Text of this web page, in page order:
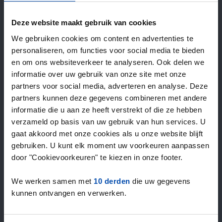
Deze website maakt gebruik van cookies
We gebruiken cookies om content en advertenties te
personaliseren, om functies voor social media te bieden
en om ons websiteverkeer te analyseren. Ook delen we
informatie over uw gebruik van onze site met onze
partners voor social media, adverteren en analyse. Deze
partners kunnen deze gegevens combineren met andere
informatie die u aan ze heeft verstrekt of die ze hebben
verzameld op basis van uw gebruik van hun services. U
gaat akkoord met onze cookies als u onze website blijft
gebruiken. U kunt elk moment uw voorkeuren aanpassen
door "Cookievoorkeuren" te kiezen in onze footer.
We werken samen met 10 derden die uw gegevens
kunnen ontvangen en verwerken.
9000+ woningen per maand te huur
Binnen 4-8 weken vonden gebruikers een woning
100% tevredenheidsgarantie. Niet tevreden?
Geld terug!
4,5
gemiddeld uit 1029 reviews
“`Erg goede service, alleen niet altijd het volledige
service én ik hou zelf vastgoedbeh…”
— Danée B.